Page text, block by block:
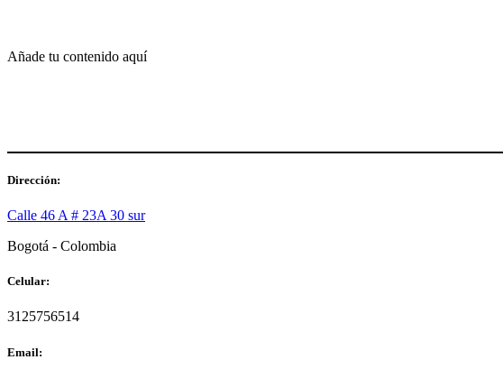
Añade tu contenido aquí
Dirección:
Calle 46 A # 23A 30 sur
Bogotá - Colombia
Celular:
3125756514
Email: